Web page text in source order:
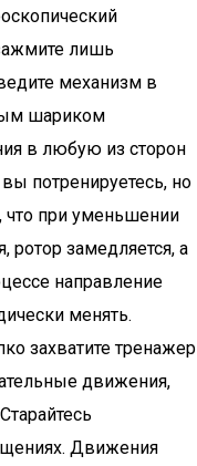
лишь
механизм в
шариком
в любую из сторон
потренируетесь, но
что при уменьшении
ротор замедляется, а
направление
менять.
захватите тренажер
движения,
Движения